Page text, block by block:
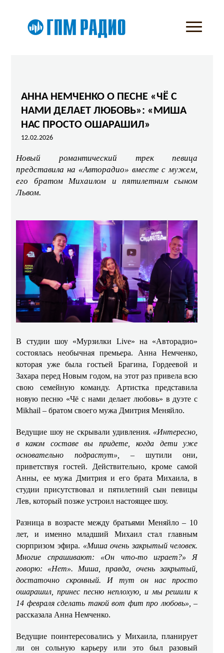
АННА НЕМЧЕНКО О ПЕСНЕ «ЧЁ С
НАМИ ДЕЛАЕТ ЛЮБОВЬ»: «МИША
НАС ПРОСТО ОШАРАШИЛ»
12.02.2026
Новый романтический трек певица
представила на «Авторадио» вместе с мужем,
его братом Михаилом и пятилетним сыном
Львом.
В студии шоу «Мурзилки Live» на «Авторадио»
состоялась необычная премьера. Анна Немченко,
которая уже была гостьей Брагина, Гордеевой и
Захара перед Новым годом, на этот раз привела всю
свою семейную команду. Артистка представила
новую песню «Чё с нами делает любовь» в дуэте с
Mikhail – братом своего мужа Дмитрия Меняйло.
Ведущие шоу не скрывали удивления. «Интересно,
в каком составе вы придете, когда дети уже
основательно подрастут», – шутили они,
приветствуя гостей. Действительно, кроме самой
Анны, ее мужа Дмитрия и его брата Михаила, в
студии присутствовал и пятилетний сын певицы
Лев, который позже устроил настоящее шоу.
Разница в возрасте между братьями Меняйло – 10
лет, и именно младший Михаил стал главным
сюрпризом эфира. «Миша очень закрытый человек.
Многие спрашивают: «Он что-то играет?» Я
говорю: «Нет». Миша, правда, очень закрытый,
достаточно скромный. И тут он нас просто
ошарашил, принес песню неплохую, и мы решили к
14 февраля сделать такой вот фит про любовь»,–
рассказала Анна Немченко.
Ведущие поинтересовались у Михаила, планирует
ли он сольную карьеру или это был разовый